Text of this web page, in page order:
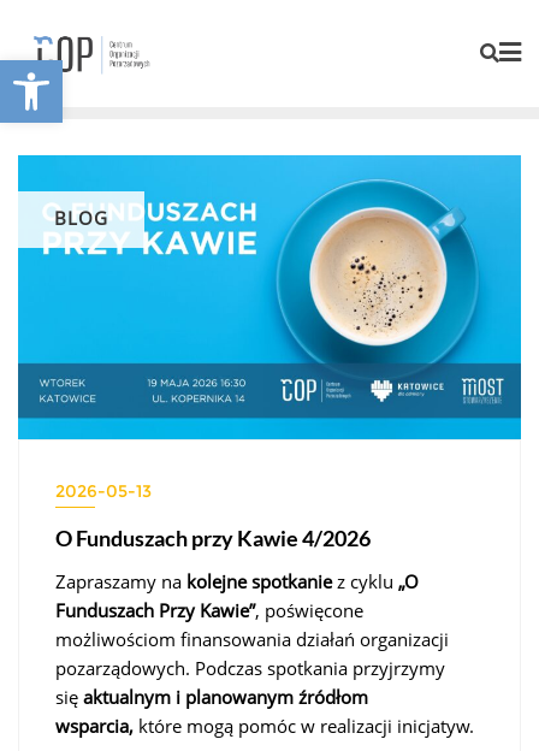
Otwórz pasek narzędzi
BLOG
2026-05-13
O Funduszach przy Kawie 4/2026
Zapraszamy na kolejne spotkaniez cyklu „O
Funduszach Przy Kawie”, poświęcone
możliwościom finansowania działań organizacji
pozarządowych. Podczas spotkania przyjrzymy
się aktualnym i planowanym źródłom
wsparcia, które mogą pomóc w realizacji inicjatyw.